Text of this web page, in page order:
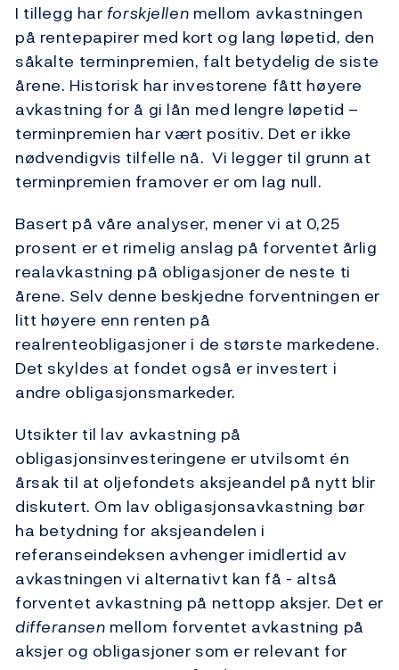
I tillegg harforskjellen mellom avkastningen
på rentepapirer med kort og lang løpetid, den
såkalte terminpremien, falt betydelig de siste
årene. Historisk har investorene fått høyere
avkastning for å gi lån med lengre løpetid –
terminpremien har vært positiv. Det er ikke
nødvendigvis tilfelle nå. Vi legger til grunn at
terminpremien framover er om lag null.
Basert på våre analyser, mener vi at 0,25
prosent er et rimelig anslag på forventet årlig
realavkastning på obligasjoner de neste ti
årene. Selv denne beskjedne forventningen er
litt høyere enn renten på
realrenteobligasjoner i de største markedene.
Det skyldes at fondet også er investert i
andre obligasjonsmarkeder.
Utsikter til lav avkastning på
obligasjonsinvesteringene er utvilsomt én
årsak til at oljefondets aksjeandel på nytt blir
diskutert. Om lav obligasjonsavkastning bør
ha betydning for aksjeandelen i
referanseindeksen avhenger imidlertid av
avkastningen vi alternativt kan få - altså
forventet avkastning på nettopp aksjer. Det er
differansen mellom forventet avkastning på
aksjer og obligasjoner som er relevant for